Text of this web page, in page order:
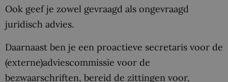
Ook geef je zowel gevraagd als ongevraagd
juridisch advies.
Daarnaast ben je een proactieve secretaris voor de
(externe)adviescommissie voor de
bezwaarschriften, bereid de zittingen voor,